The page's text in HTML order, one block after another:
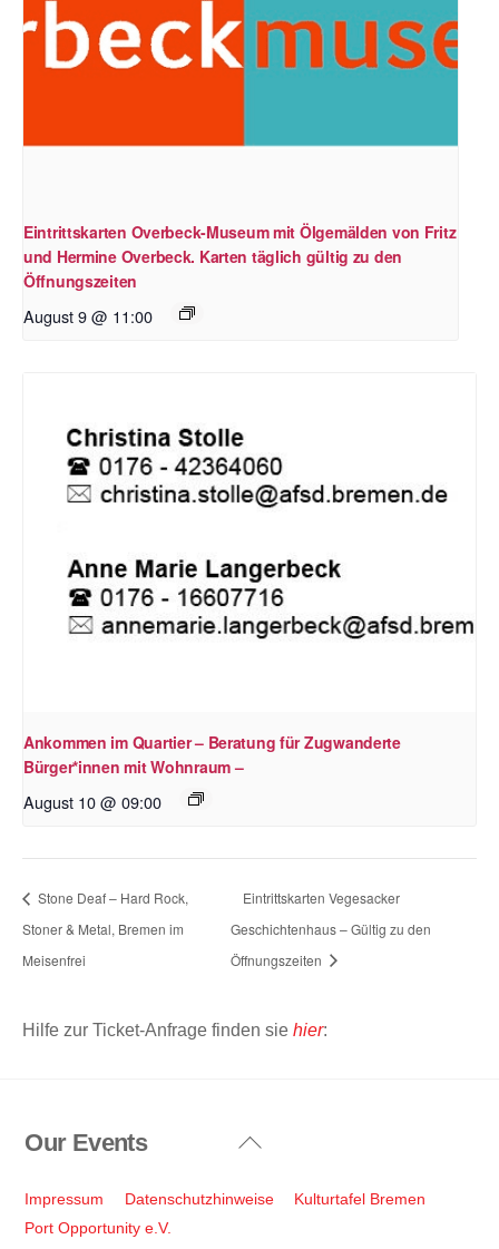
Eintrittskarten Overbeck-Museum mit Ölgemälden von Fritz
und Hermine Overbeck. Karten täglich gültig zu den
Öffnungszeiten
August 9 @ 11:00
Ankommen im Quartier – Beratung für Zugwanderte
Bürger*innen mit Wohnraum –
August 10 @ 09:00
Stone Deaf – Hard Rock,
Stoner & Metal, Bremen im
Meisenfrei
Eintrittskarten Vegesacker
Geschichtenhaus – Gültig zu den
Öffnungszeiten
Hilfe zur Ticket-Anfrage finden sie hier:
Back
Top
Our Events
Impressum Datenschutzhinweise
Kulturtafel Bremen
Port Opportunity e.V.